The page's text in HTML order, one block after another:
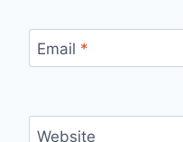
Email *
Website